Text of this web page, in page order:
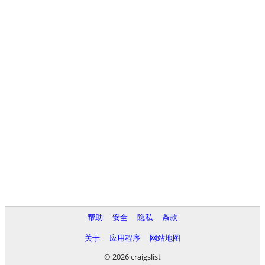
帮助 安全 隐私
条款
关于
应用程序
网站地图
© 2026 craigslist